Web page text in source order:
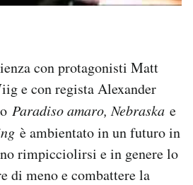
con protagonisti Matt
e con regista Alexander
Paradiso amaro, Nebraska e
è ambientato in un futuro in
rimpicciolirsi e in genere lo
di meno e combattere la